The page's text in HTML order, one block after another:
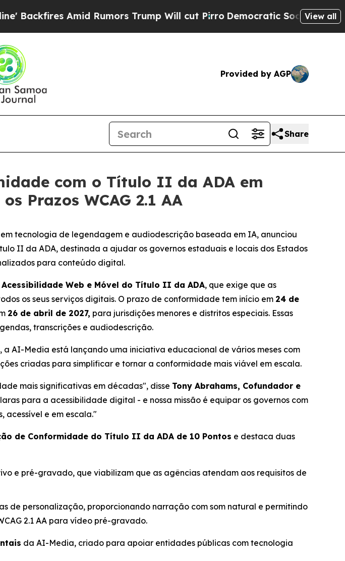
Amid Rumors Trump Will cut PirroDemocratic Socialists ofView all
Provided by AGP
Share
com o Título II da ADA em
Prazos WCAG 2.1 AA
em tecnologia de legendagem e audiodescrição baseada em IA, anunciou
II da ADA, destinada a ajudar os governos estaduais e locais dos Estados
para conteúdo digital.
Acessibilidade Web e Móvel do Título II da ADA, que exige que as
os seus serviços digitais. O prazo de conformidade tem início em 24 de
26 de abril de 2027, para jurisdições menores e distritos especiais. Essas
transcrições e audiodescrição.
AI-Media está lançando uma iniciativa educacional de vários meses com
criadas para simplificar e tornar a conformidade mais viável em escala.
mais significativas em décadas", disse Tony Abrahams, Cofundador e
para a acessibilidade digital - e nossa missão é equipar os governos com
acessível e em escala."
de Conformidade do Título II da ADA de 10 Pontos e destaca duas
e pré-gravado, que viabilizam que as agências atendam aos requisitos de
de personalização, proporcionando narração com som natural e permitindo
2.1 AA para vídeo pré-gravado.
da AI-Media, criado para apoiar entidades públicas com tecnologia